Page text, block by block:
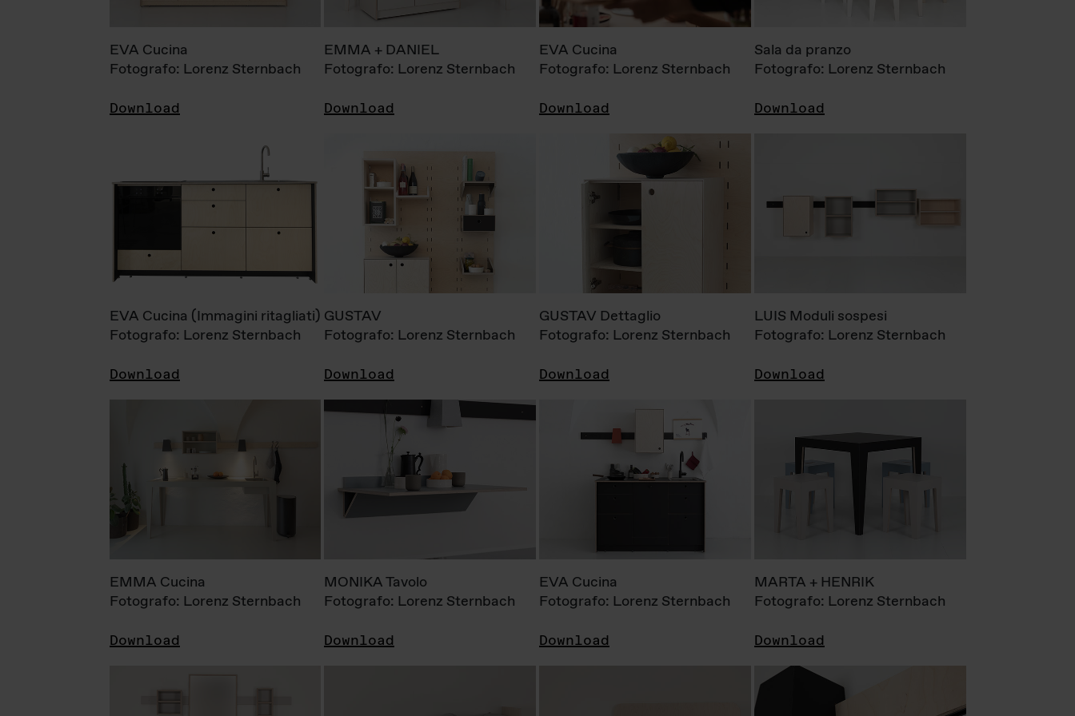
EVA Cucina
Fotografo: Lorenz Sternbach
Download
EMMA + DANIEL
Fotografo: Lorenz Sternbach
Download
EVA Cucina
Fotografo: Lorenz Sternbach
Download
Sala da pranzo
Fotografo: Lorenz Sternbach
Download
EVA Cucina (Immagini ritagliati)
Fotografo: Lorenz Sternbach
Download
GUSTAV
Fotografo: Lorenz Sternbach
Download
GUSTAV Dettaglio
Fotografo: Lorenz Sternbach
Download
LUIS Moduli sospesi
Fotografo: Lorenz Sternbach
Download
EMMA Cucina
Fotografo: Lorenz Sternbach
Download
MONIKA Tavolo
Fotografo: Lorenz Sternbach
Download
EVA Cucina
Fotografo: Lorenz Sternbach
Download
MARTA + HENRIK
Fotografo: Lorenz Sternbach
Download